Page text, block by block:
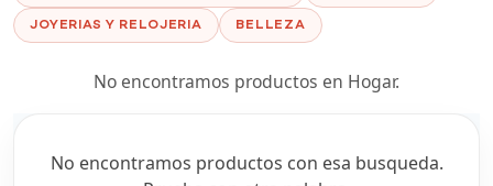
JOYERIAS Y RELOJERIA BELLEZA
No encontramos productos en Hogar.
No encontramos productos con esa busqueda.